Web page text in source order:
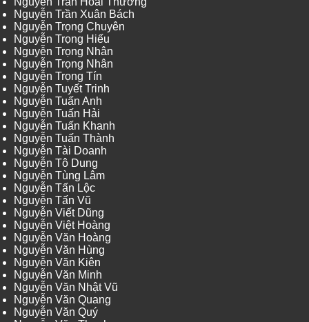
Nguyễn Trần Xuân Bách
Nguyễn Trọng Chuyên
Nguyễn Trọng Hiếu
Nguyễn Trọng Nhân
Nguyễn Trọng Nhân
Nguyễn Trọng Tín
Nguyễn Tuyết Trinh
Nguyễn Tuấn Anh
Nguyễn Tuấn Hải
Nguyễn Tuấn Khanh
Nguyễn Tuấn Thành
Nguyễn Tài Doanh
Nguyễn Tô Dung
Nguyễn Tùng Lâm
Nguyễn Tấn Lộc
Nguyễn Tấn Vũ
Nguyễn Viết Dũng
Nguyễn Việt Hoàng
Nguyễn Văn Hoàng
Nguyễn Văn Hùng
Nguyễn Văn Kiên
Nguyễn Văn Minh
Nguyễn Văn Nhật Vũ
Nguyễn Văn Quang
Nguyễn Văn Quý